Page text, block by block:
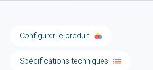
Configurer le produit
Spécifications techniques